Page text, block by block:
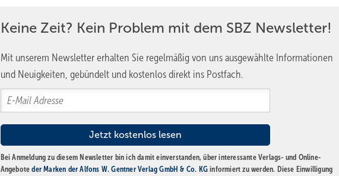
Keine Zeit? Kein Problem mit dem SBZ Newsletter!
Mit unserem Newsletter erhalten Sie regelmäßig von uns ausgewählte Informationen
und Neuigkeiten, gebündelt und kostenlos direkt ins Postfach.
Bei Anmeldung zu diesem Newsletter bin ich damit einverstanden, über interessante Verlags- und Online-
Angeboteder Marken der Alfons W. Gentner Verlag GmbH & Co. KG informiert zu werden. Diese Einwilligung